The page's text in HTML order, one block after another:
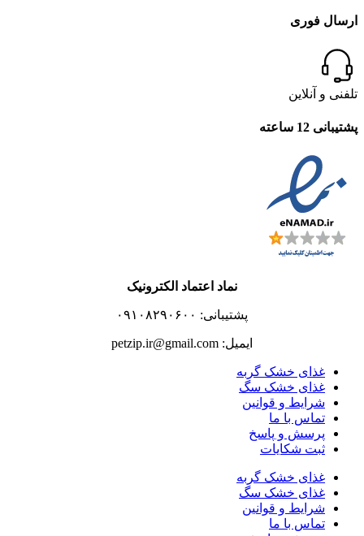
ارسال فوری
تلفنی و آنلاین
پشتیبانی 12 ساعته
نماد اعتماد الکترونیک
پشتیبانی: ۰۹۱۰۸۲۹۰۶۰۰
ایمیل: petzip.ir@gmail.com
غذای خشک گربه
غذای خشک سگ
شرایط و قوانین
تماس با ما
پرسش و پاسخ
ثبت شکایات
غذای خشک گربه
غذای خشک سگ
شرایط و قوانین
تماس با ما